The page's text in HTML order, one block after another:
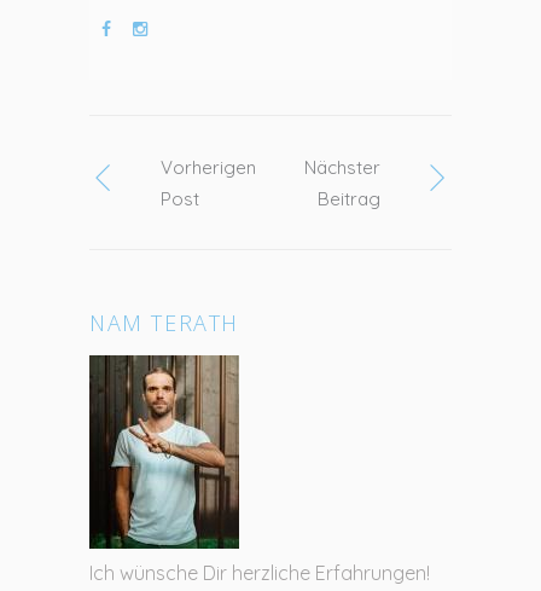
Vorherigen
Post
Nächster
Beitrag
NAM TERATH
Ich wünsche Dir herzliche Erfahrungen!